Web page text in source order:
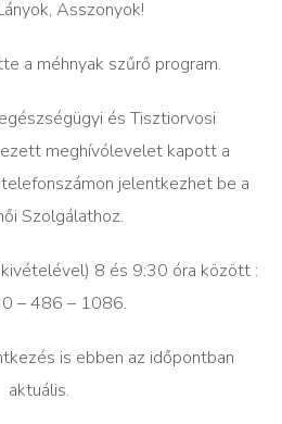
Asszonyok!
a méhnyak szűrő program.
és Tisztiorvosi
meghívólevelet kapott a
jelentkezhet be a
Szolgálathoz.
8 és 9:30 óra között :
– 486 – 1086.
is ebben az időpontban
aktuális.